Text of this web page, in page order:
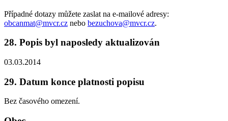
Případné dotazy můžete zaslat na e-mailové adresy:
obcanmat@mvcr.cz nebo bezuchova@mvcr.cz.
28. Popis byl naposledy aktualizován
03.03.2014
29. Datum konce platnosti popisu
Bez časového omezení.